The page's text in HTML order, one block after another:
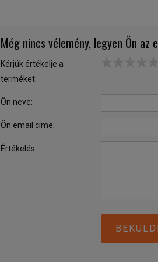
Még nincs vélemény, legyen Ön az
Kérjük értékelje a
terméket:
Ön neve:
Ön email címe:
Értékelés: